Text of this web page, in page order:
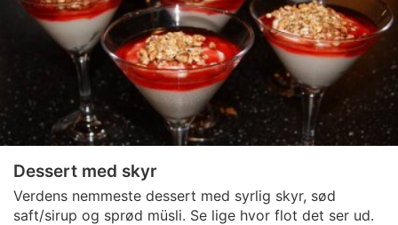
Dessert med skyr
Verdens nemmeste dessert med syrlig skyr, sød
saft/sirup og sprød müsli. Se lige hvor flot det ser ud.